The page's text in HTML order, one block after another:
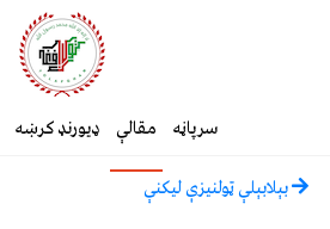
سرپاڼه مقالې ډیورنډ کرښه
بېلابېلې ټولنيزې ليکنې